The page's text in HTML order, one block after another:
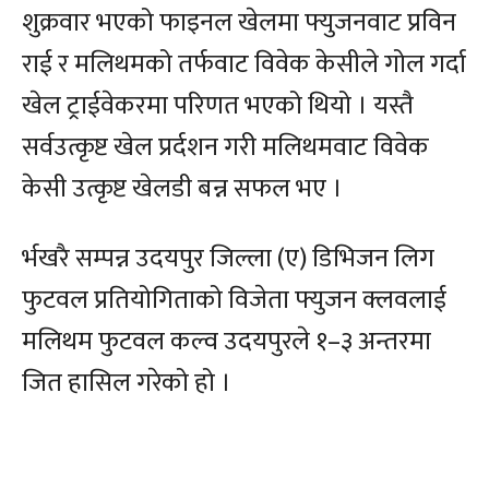
शुक्रवार भएको फाइनल खेलमा फ्युजनवाट प्रविन
राई र मलिथमको तर्फवाट विवेक केसीले गोल गर्दा
खेल ट्राईवेकरमा परिणत भएको थियो । यस्तै
सर्वउत्कृष्ट खेल प्रर्दशन गरी मलिथमवाट विवेक
केसी उत्कृष्ट खेलडी बन्न सफल भए ।
र्भखरै सम्पन्न उदयपुर जिल्ला (ए) डिभिजन लिग
फुटवल प्रतियोगिताको विजेता फ्युजन क्लवलाई
मलिथम फुटवल कल्व उदयपुरले १–३ अन्तरमा
जित हासिल गरेको हो ।